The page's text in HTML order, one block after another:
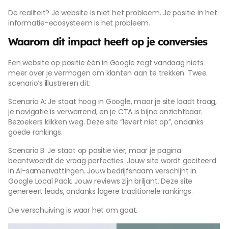
De realiteit? Je website is niet het probleem. Je positie in het
informatie-ecosysteem is het probleem.
Waarom dit impact heeft op je conversies
Een website op positie één in Google zegt vandaag niets
meer over je vermogen om klanten aan te trekken. Twee
scenario’s illustreren dit:
Scenario A: Je staat hoog in Google, maar je site laadt traag,
je navigatie is verwarrend, en je CTA is bijna onzichtbaar.
Bezoekers klikken weg. Deze site “levert niet op”, ondanks
goede rankings.
Scenario B: Je staat op positie vier, maar je pagina
beantwoordt de vraag perfecties. Jouw site wordt geciteerd
in AI-samenvattingen. Jouw bedrijfsnaam verschijnt in
Google Local Pack. Jouw reviews zijn briljant. Deze site
genereert leads, ondanks lagere traditionele rankings.
Die verschuiving is waar het om gaat.